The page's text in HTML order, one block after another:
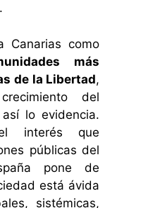
Canarias como
más
de la Libertad,
del
lo evidencia.
interés que
públicas del
pone de
está ávida
sistémicas,